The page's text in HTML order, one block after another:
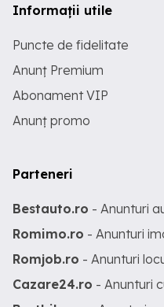
Informații utile
Puncte de fidelitate
Anunț Premium
Abonament VIP
Anunț promo
Parteneri
Bestauto.ro - Anunturi
Romimo.ro - Anunturi
Romjob.ro - Anunturi
Cazare24.ro - Anunturi